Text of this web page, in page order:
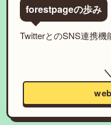
forestpageの歩み
TwitterとのSNS連携機